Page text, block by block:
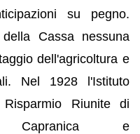
su pegno.
Cassa nessuna
dell'agricoltura e
Nel 1928 l'Istituto
Riunite di
Capranica e